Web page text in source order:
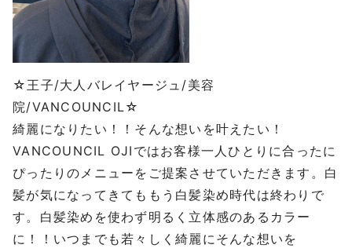
☆王子/大人バレイヤージュ/美容
院/VANCOUNCIL☆
綺麗になりたい！！そんな想いを叶えたい！
VANCOUNCIL OJIではお客様一人ひとりに合ったに
ぴったりのメニューをご提案させていただきます。白
髪が気になってきてももう白髪染め時代は終わりで
す。白髪染めを使わず明るく立体感のあるカラー
に！！いつまでも若々しく綺麗にそんな想いを